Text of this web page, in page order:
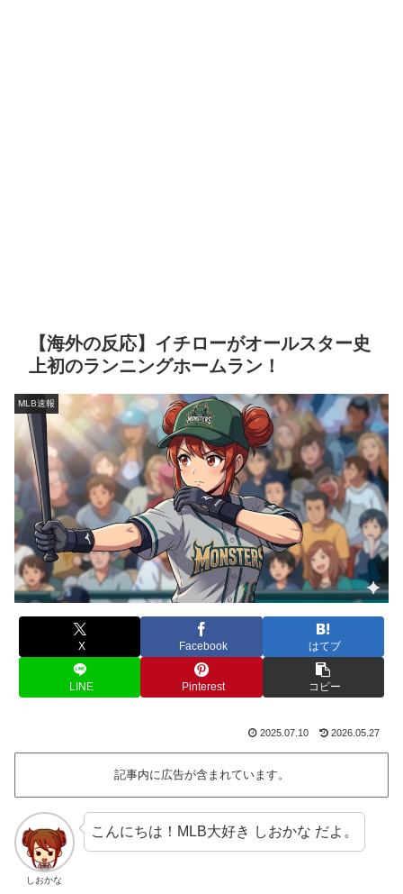
【海外の反応】イチローがオールスター史
上初のランニングホームラン！
MLB速報
X Facebook はてブ
LINE Pinterest コピー
2025.07.10 2026.05.27
記事内に広告が含まれています。
しおかな
こんにちは！MLB大好き しおかな だよ。